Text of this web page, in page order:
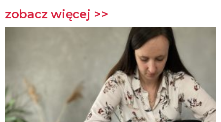
zobacz więcej >>